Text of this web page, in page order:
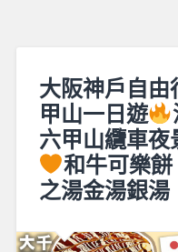
大阪神戶自
甲山一日遊
六甲山纜車
和牛可樂
之湯金湯銀